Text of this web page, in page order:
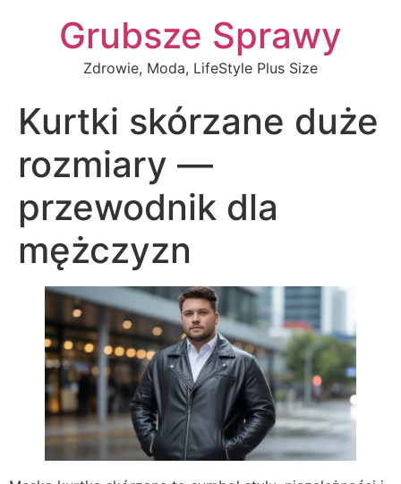
Grubsze Sprawy
Zdrowie, Moda, LifeStyle Plus Size
Kurtki skórzane duże
rozmiary —
przewodnik dla
mężczyzn